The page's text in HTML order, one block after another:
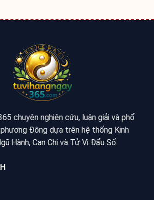
chuyên nghiên cứu, luận giải và phổ
Đông dựa trên hệ thống Kinh
Hành, Can Chi và Tử Vi Đẩu Số.